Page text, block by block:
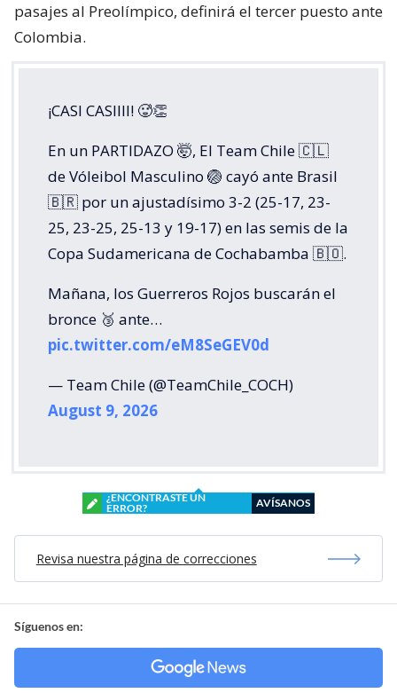
pasajes al Preolímpico, definirá el tercer puesto ante
Colombia.
¡CASI CASIIII! 🥵👏
En un PARTIDAZO 🤯, El Team Chile 🇨🇱
de Vóleibol Masculino 🏐 cayó ante Brasil
🇧🇷 por un ajustadísimo 3-2 (25-17, 23-
25, 23-25, 25-13 y 19-17) en las semis de la
Copa Sudamericana de Cochabamba 🇧🇴.
Mañana, los Guerreros Rojos buscarán el
bronce 🥉 ante…
pic.twitter.com/eM8SeGEV0d
— Team Chile (@TeamChile_COCH)
August 9, 2026
¿ENCONTRASTE UN
ERROR?
AVÍSANOS
Revisa nuestra página de correcciones
Síguenos en: